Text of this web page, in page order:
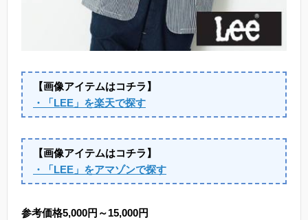
【画像アイテムはコチラ】
・「LEE」を楽天で探す
【画像アイテムはコチラ】
・「LEE」をアマゾンで探す
参考価格5,000円～15,000円